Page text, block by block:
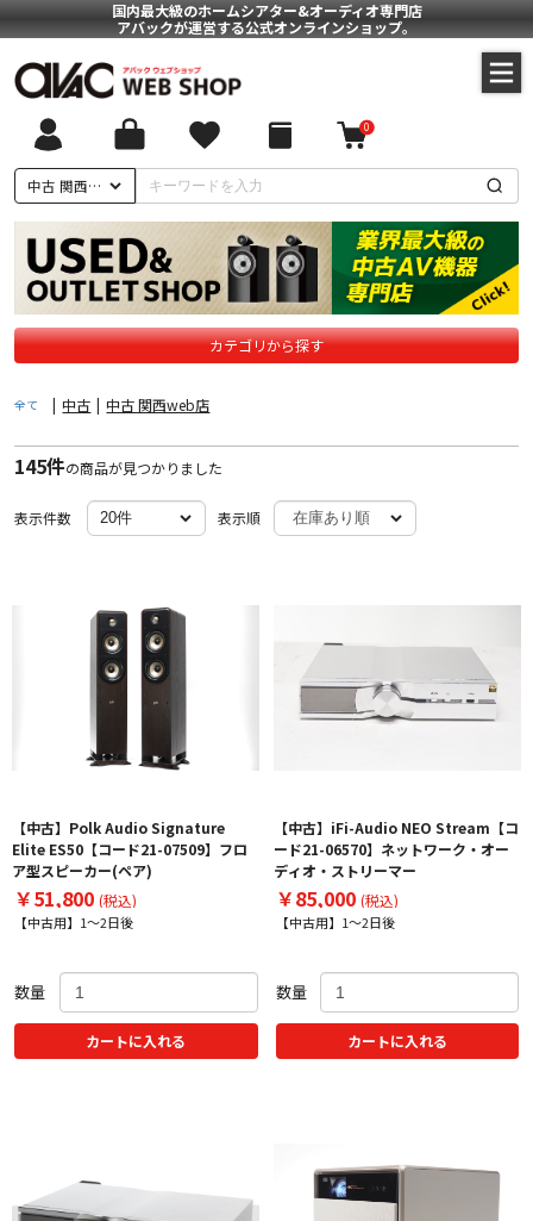
国内最大級のホームシアター&オーディオ専門店
アバックが運営する公式オンラインショップ。
中古 関西web店
0
カテゴリから探す
全て | 中古 | 中古 関西web店
145件の商品が見つかりました
表示件数 表示順
【中古】Polk Audio Signature
Elite ES50【コード21-07509】フロ
ア型スピーカー(ペア)
￥51,800 (税込)
【中古用】1～2日後
数量
カートに入れる
【中古】iFi-Audio NEO Stream【コ
ード21-06570】ネットワーク・オー
ディオ・ストリーマー
￥85,000 (税込)
【中古用】1～2日後
数量
カートに入れる
いて
基づく表記
リシー